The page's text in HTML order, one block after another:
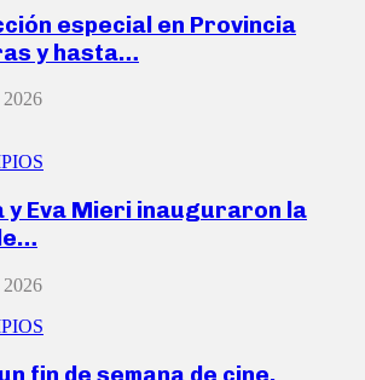
especial en Provincia
y hasta…
2026
y Eva Mieri inauguraron la
2026
fin de semana de cine,